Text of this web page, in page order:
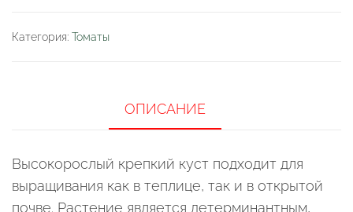
"Бычье
Категория: Томаты
ОПИСАНИЕ
Высокорослый крепкий куст подходит для
выращивания как в теплице, так и в открытой
почве. Растение является детерминантным,